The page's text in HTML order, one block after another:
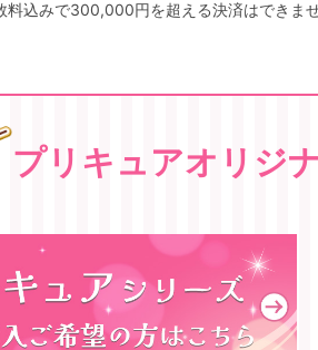
込みで300,000円を超える決済はできませ
プリキュアオリジ